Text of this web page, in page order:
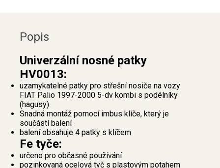
Popis
Univerzální nosné patky
HV0013:
uzamykatelné patky pro střešní nosiče na vozy
FIAT Palio 1997-2000 5-dv kombi s podélníky
(hagusy)
Snadná montáž pomocí imbus klíče, který je
součástí balení
balení obsahuje 4 patky s klíčem
Fe tyče:
určeno pro občasné používání
pozinkovaná ocelová tyč s plastovým potahem